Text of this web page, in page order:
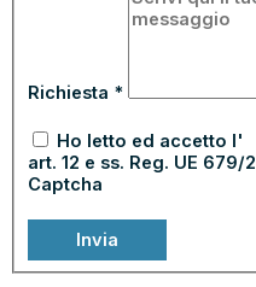
Richiesta *
Ho letto ed accetto l'
art. 12 e ss. Reg. UE 679/
Captcha
Invia